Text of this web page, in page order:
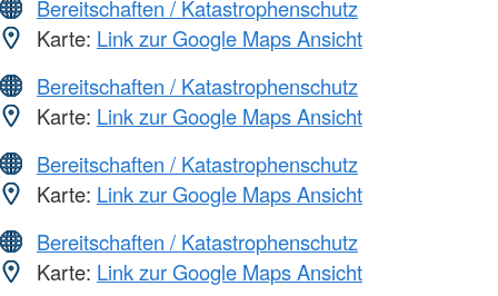
Bereitschaften / Katastrophenschutz
Karte: Link zur Google Maps Ansicht
Bereitschaften / Katastrophenschutz
Karte: Link zur Google Maps Ansicht
Bereitschaften / Katastrophenschutz
Karte: Link zur Google Maps Ansicht
Bereitschaften / Katastrophenschutz
Karte: Link zur Google Maps Ansicht